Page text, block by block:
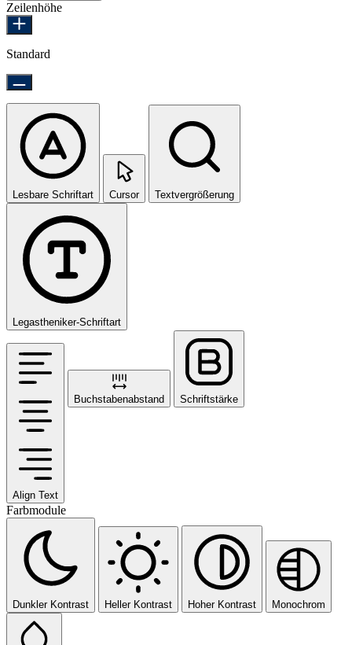
Zeilenhöhe
Standard
Lesbare Schriftart Cursor Textvergrößerung
Legastheniker-Schriftart
Align Text
Buchstabenabstand Schriftstärke
Farbmodule
Dunkler Kontrast Heller Kontrast Hoher Kontrast Monochrom